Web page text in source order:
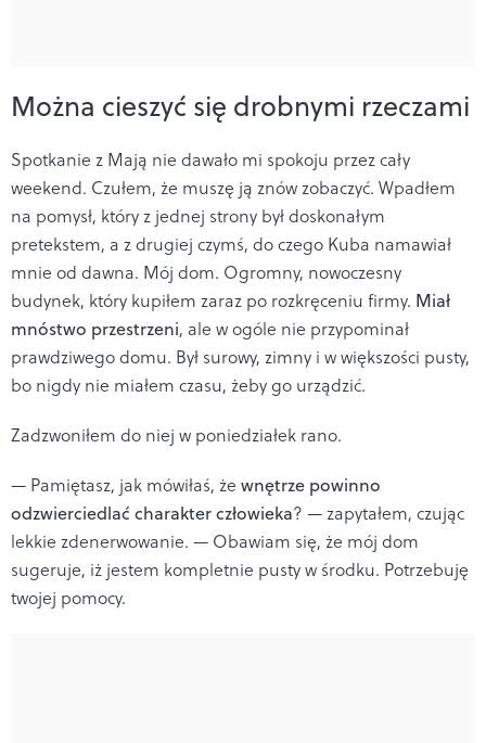
Można cieszyć się drobnymi rzeczami
Spotkanie z Mają nie dawało mi spokoju przez cały
weekend. Czułem, że muszę ją znów zobaczyć. Wpadłem
na pomysł, który z jednej strony był doskonałym
pretekstem, a z drugiej czymś, do czego Kuba namawiał
mnie od dawna. Mój dom. Ogromny, nowoczesny
budynek, który kupiłem zaraz po rozkręceniu firmy. Miał
mnóstwo przestrzeni, ale w ogóle nie przypominał
prawdziwego domu. Był surowy, zimny i w większości pusty,
bo nigdy nie miałem czasu, żeby go urządzić.
Zadzwoniłem do niej w poniedziałek rano.
— Pamiętasz, jak mówiłaś, że wnętrze powinno
odzwierciedlać charakter człowieka? — zapytałem, czując
lekkie zdenerwowanie. — Obawiam się, że mój dom
sugeruje, iż jestem kompletnie pusty w środku. Potrzebuję
twojej pomocy.